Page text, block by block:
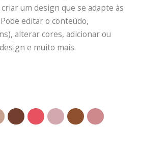
um design que se adapte às
editar o conteúdo,
alterar cores, adicionar ou
e muito mais.